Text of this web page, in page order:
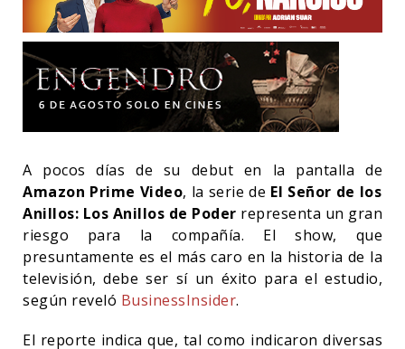
A pocos días de su debut en la pantalla de
Amazon Prime Video, la serie de El Señor de los
Anillos: Los Anillos de Poder representa un gran
riesgo para la compañía. El show, que
presuntamente es el más caro en la historia de la
televisión, debe ser sí un éxito para el estudio,
según reveló BusinessInsider.
El reporte indica que, tal como indicaron diversas